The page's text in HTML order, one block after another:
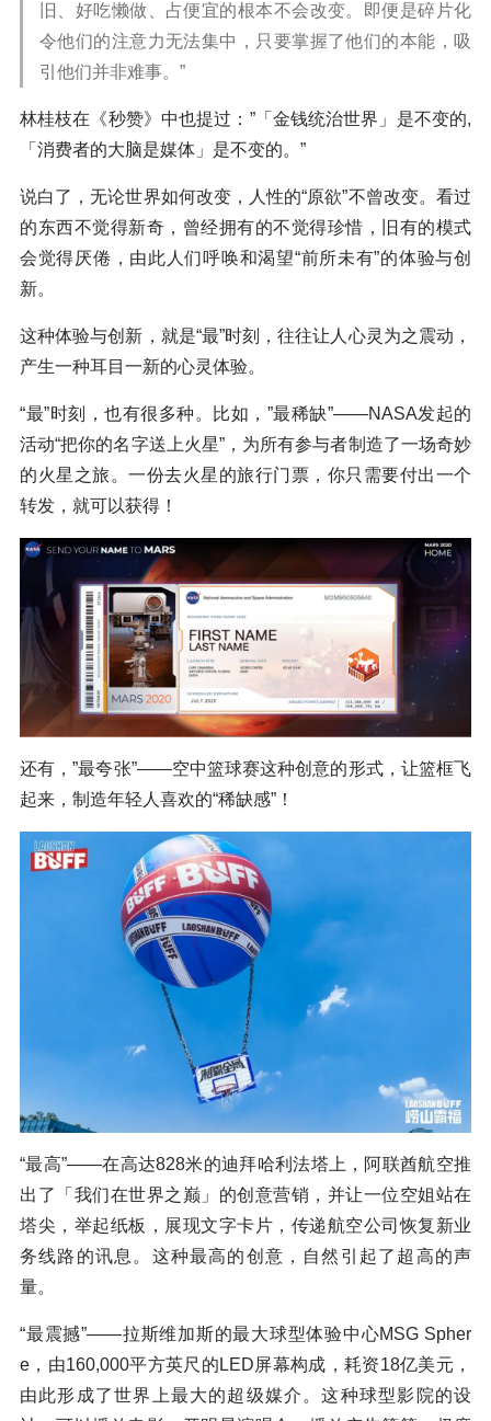
旧、好吃懒做、占便宜的根本不会改变。即便是碎片化
令他们的注意力无法集中，只要掌握了他们的本能，吸
引他们并非难事。”
林桂枝在《秒赞》中也提过：”「金钱统治世界」是不变的,
「消费者的大脑是媒体」是不变的。”
说白了，无论世界如何改变，人性的“原欲”不曾改变。看过
的东西不觉得新奇，曾经拥有的不觉得珍惜，旧有的模式
会觉得厌倦，由此人们呼唤和渴望“前所未有”的体验与创
新。
这种体验与创新，就是“最”时刻，往往让人心灵为之震动，
产生一种耳目一新的心灵体验。
“最”时刻，也有很多种。比如，”最稀缺”——NASA发起的
活动“把你的名字送上火星”，为所有参与者制造了一场奇妙
的火星之旅。一份去火星的旅行门票，你只需要付出一个
转发，就可以获得！
还有，”最夸张”——空中篮球赛这种创意的形式，让篮框飞
起来，制造年轻人喜欢的“稀缺感”！
“最高”——在高达828米的迪拜哈利法塔上，阿联酋航空推
出了「我们在世界之巅」的创意营销，并让一位空姐站在
塔尖，举起纸板，展现文字卡片，传递航空公司恢复新业
务线路的讯息。这种最高的创意，自然引起了超高的声
量。
“最震撼”——拉斯维加斯的最大球型体验中心MSG Spher
e，由160,000平方英尺的LED屏幕构成，耗资18亿美元，
由此形成了世界上最大的超级媒介。这种球型影院的设